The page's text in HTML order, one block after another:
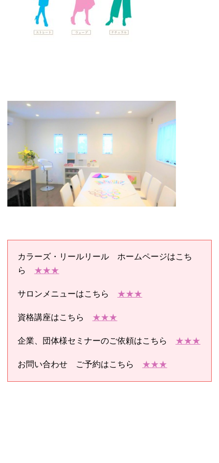
カラーズ・リールリール ホームページはこち
ら ★★★
サロンメニューはこちら ★★★
資格講座はこちら ★★★
企業、団体様セミナーのご依頼はこちら ★★★
お問い合わせ ご予約はこちら ★★★